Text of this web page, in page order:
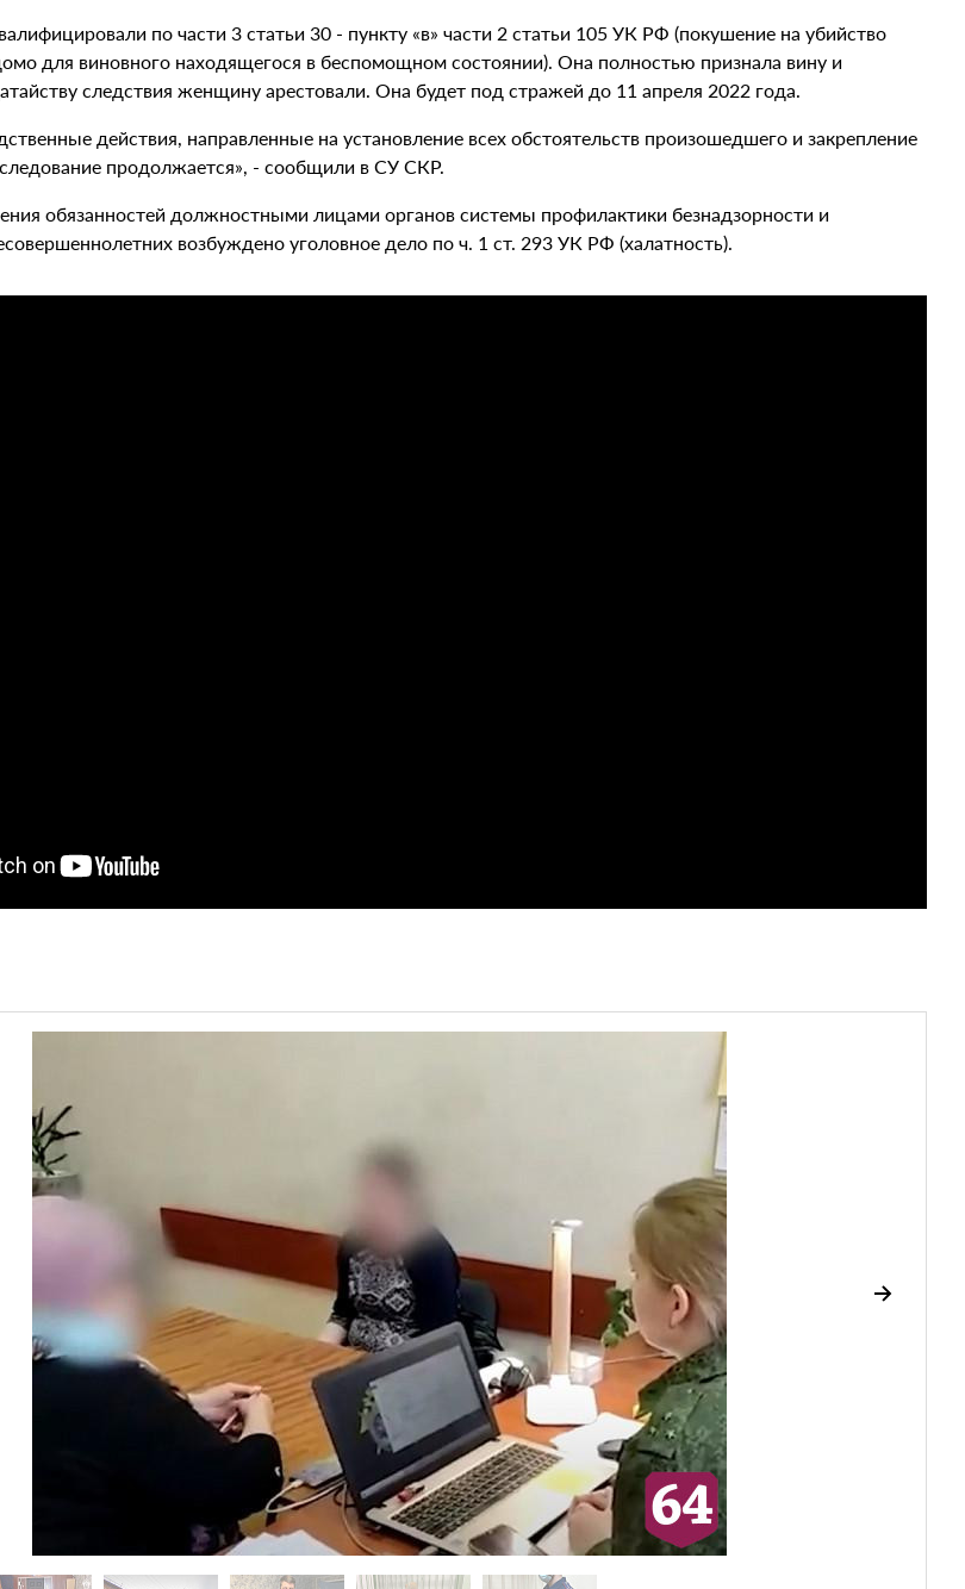
по части 3 статьи 30 - пункту «в» части 2 статьи 105 УК РФ (покушение на убийство
для виновного находящегося в беспомощном состоянии). Она полностью признала вину и
следствия женщину арестовали. Она будет под стражей до 11 апреля 2022 года.
действия, направленные на установление всех обстоятельств произошедшего и закрепление
продолжается», - сообщили в СУ СКР.
обязанностей должностными лицами органов системы профилактики безнадзорности и
возбуждено уголовное дело по ч. 1 ст. 293 УК РФ (халатность).